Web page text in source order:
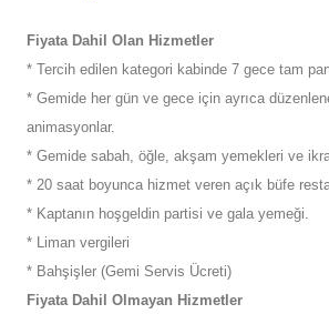
Fiyata Dahil Olan Hizmetler
* Tercih edilen kategori kabinde 7 gece tam
* Gemide her gün ve gece için ayrıca
animasyonlar.
* Gemide sabah, öğle, akşam yemekleri ve
* 20 saat boyunca hizmet veren açık büfe
* Kaptanın hoşgeldin partisi ve gala yemeği.
* Liman vergileri
* Bahşişler (Gemi Servis Ücreti)
Fiyata Dahil Olmayan Hizmetler